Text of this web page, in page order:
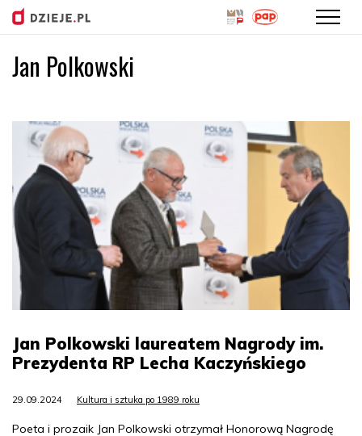
Jan Polkowski
Jan Polkowski laureatem Nagrody im.
Prezydenta RP Lecha Kaczyńskiego
29.09.2024 Kultura i sztuka po 1989 roku
Poeta i prozaik Jan Polkowski otrzymał Honorową Nagrodę